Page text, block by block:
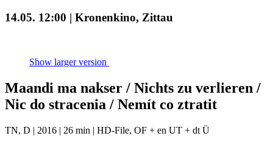
14.05. 12:00 | Kronenkino, Zittau
Show larger version
Maandi ma nakser / Nichts zu verlieren /
Nic do stracenia / Nemít co ztratit
TN, D | 2016 | 26 min | HD-File, OF + en UT + dt Ü